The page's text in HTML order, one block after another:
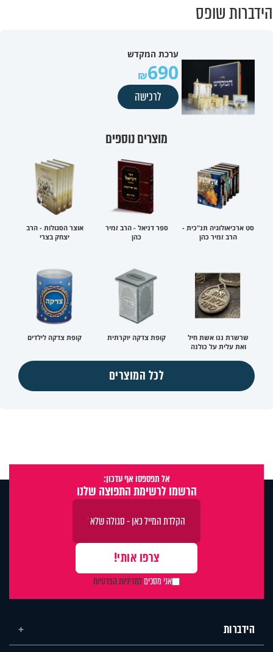
הידברות שופס
ערכת המקדש
690
לרכישה
מוצרים נוספים
סט ארכיאולוגיה תנ"כית -
הרב זמיר כהן
ספר דניאל - הרב זמיר
כהן
אוצר הסגולות - הרב
יצחק בצרי
שרשרת ננו אשת חיל
ואת עלית על כולנה
קופת צדקה יוקרתית קופת צדקה לילדים
לכל המוצרים
אל תפספסו אף עדכון:
הרשמו לרשימת התפוצה שלנו
אני מסכיםלמדיניות הפרטיות
הידברות